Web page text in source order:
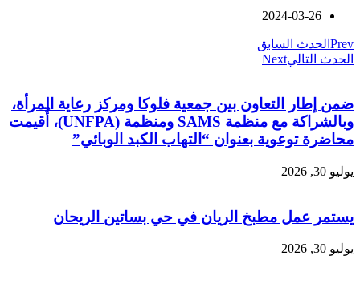
2024-03-26
Prev الحدث السابق
الحدث التاليNext
ضمن إطار التعاون بين جمعية فلوكا ومركز رعاية المرأة،
وبالشراكة مع منظمة SAMS ومنظمة (UNFPA)، أُقيمت
محاضرة توعوية بعنوان “التهاب الكبد الوبائي”
يوليو 30, 2026
يستمر عمل مطبخ الريان في حي بساتين الريحان
يوليو 30, 2026